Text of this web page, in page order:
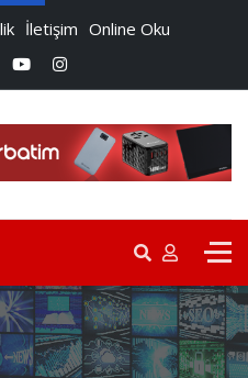
İletişim Online Oku